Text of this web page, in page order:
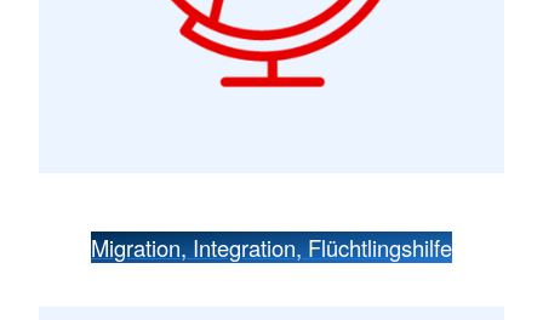
Migration, Integration, Flüchtlingshilfe